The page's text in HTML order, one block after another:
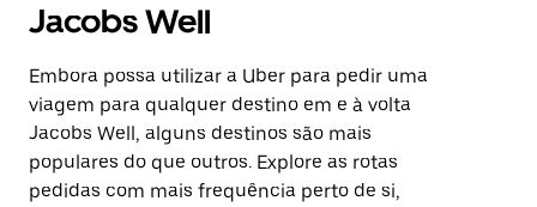
Jacobs Well
Embora possa utilizar a Uber para pedir uma
viagem para qualquer destino em e à volta
Jacobs Well, alguns destinos são mais
populares do que outros. Explore as rotas
pedidas com mais frequência perto de si,